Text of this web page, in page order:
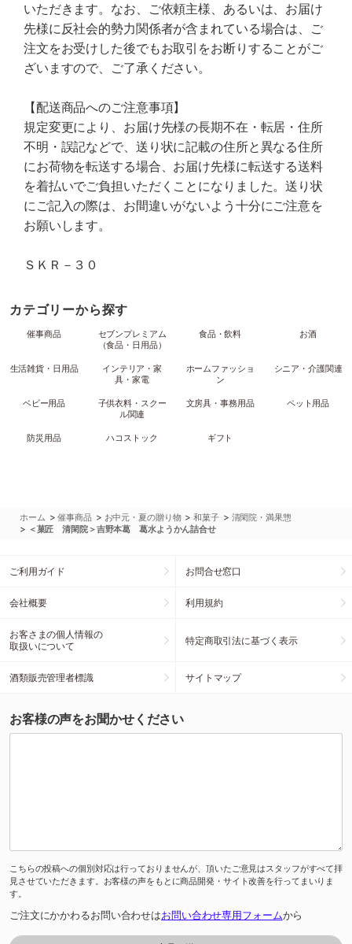
いただきます。なお、ご依頼主様、あるいは、お届け
先様に反社会的勢力関係者が含まれている場合は、ご
注文をお受けした後でもお取引をお断りすることがご
ざいますので、ご了承ください。
【配送商品へのご注意事項】
規定変更により、お届け先様の長期不在・転居・住所
不明・誤記などで、送り状に記載の住所と異なる住所
にお荷物を転送する場合、お届け先様に転送する送料
を着払いでご負担いただくことになりました。送り状
にご記入の際は、お間違いがないよう十分にご注意を
お願いします。
ＳＫＲ－３０
カテゴリーから探す
催事商品
セブンプレミアム
（食品・日用品）
食品・飲料 お酒
生活雑貨・日用品
インテリア・家
具・家電
ホームファッショ
ン
シニア・介護関連
ベビー用品
子供衣料・スクー
ル関連
文房具・事務用品 ペット用品
防災用品 ハコストック ギフト
ホーム >催事商品 > お中元・夏の贈り物 >和菓子 > 清閑院・満果惣
> ＜菓匠 清閑院＞吉野本葛 葛水ようかん詰合せ
ご利用ガイド お問合せ窓口
会社概要 利用規約
お客さまの個人情報の
取扱いについて
特定商取引法に基づく表示
酒類販売管理者標識 サイトマップ
お客様の声をお聞かせください
こちらの投稿への個別対応は行っておりませんが、頂いたご意見はスタッフがすべて拝
見させていただきます。お客様の声をもとに商品開発・サイト改善を行ってまいりま
す。
ご注文にかかわるお問い合わせはお問い合わせ専用フォームから